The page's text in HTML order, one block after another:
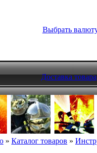
Выбрать
Доставка товара
» Каталог товаров »